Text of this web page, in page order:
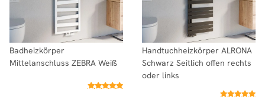
Badheizkörper
Mittelanschluss ZEBRA Weiß
Handtuchheizkörper ALRONA
Schwarz Seitlich offen rechts
oder links